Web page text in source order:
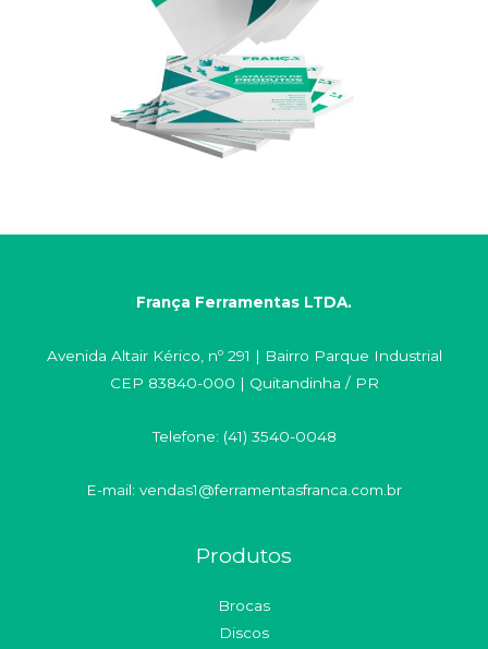
França Ferramentas LTDA.
Avenida Altair Kérico, nº 291 | Bairro Parque Industrial
CEP 83840-000 | Quitandinha / PR
Telefone: (41) 3540-0048
E-mail: vendas1@ferramentasfranca.com.br
Produtos
Brocas
Discos